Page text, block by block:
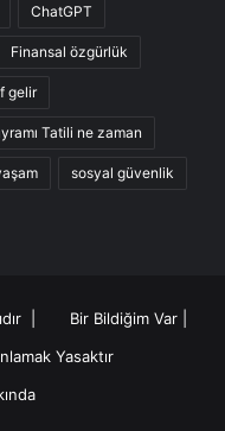
ChatGPT
Finansal özgürlük
gelir
Tatili ne zaman
sosyal güvenlik
| Bir Bildiğim Var
Yasaktır